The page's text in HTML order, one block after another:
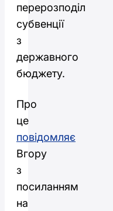
перерозподіл
субвенції
з
державного
бюджету.
Про
це
повідомляє
Вгору
з
посиланням
на